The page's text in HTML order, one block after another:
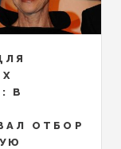
В
ОТБОР